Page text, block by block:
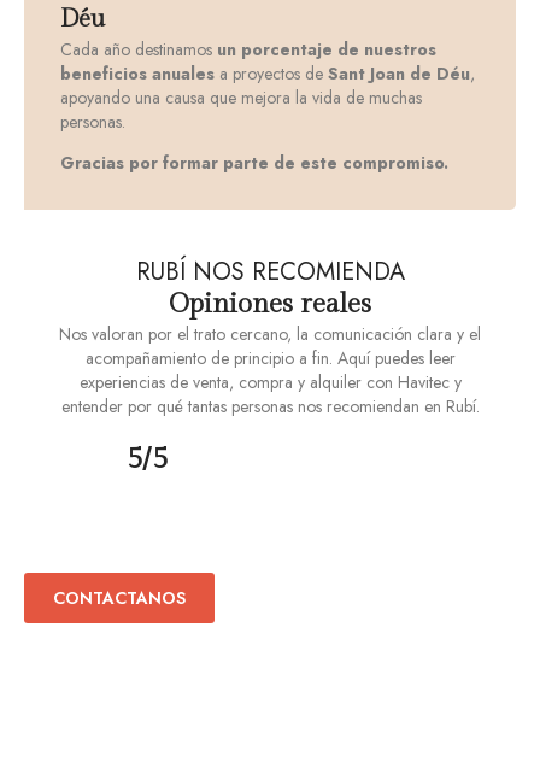
Déu
Cada año destinamos un porcentaje de nuestros
beneficios anuales a proyectos de Sant Joan de Déu,
apoyando una causa que mejora la vida de muchas
personas.
Gracias por formar parte de este compromiso.
RUBÍ NOS RECOMIENDA
Opiniones reales
Nos valoran por el trato cercano, la comunicación clara y el
acompañamiento de principio a fin. Aquí puedes leer
experiencias de venta, compra y alquiler con Havitec y
entender por qué tantas personas nos recomiendan en Rubí.
5/5
CONTACTANOS